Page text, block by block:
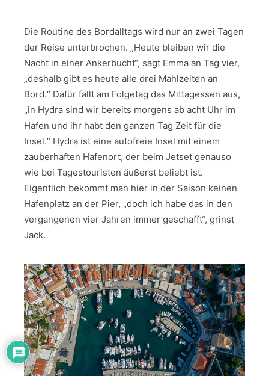
Die Routine des Bordalltags wird nur an zwei Tagen
der Reise unterbrochen. „Heute bleiben wir die
Nacht in einer Ankerbucht“, sagt Emma an Tag vier,
„deshalb gibt es heute alle drei Mahlzeiten an
Bord.“ Dafür fällt am Folgetag das Mittagessen aus,
„in Hydra sind wir bereits morgens ab acht Uhr im
Hafen und ihr habt den ganzen Tag Zeit für die
Insel.“ Hydra ist eine autofreie Insel mit einem
zauberhaften Hafenort, der beim Jetset genauso
wie bei Tagestouristen äußerst beliebt ist.
Eigentlich bekommt man hier in der Saison keinen
Hafenplatz an der Pier, „doch ich habe das in den
vergangenen vier Jahren immer geschafft“, grinst
Jack.